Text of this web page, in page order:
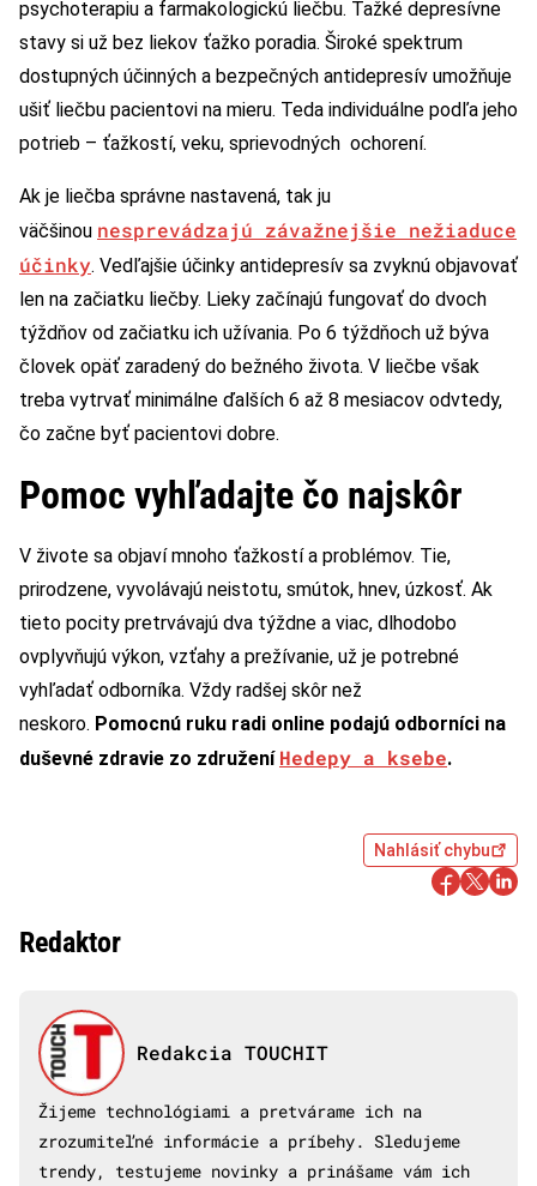
psychoterapiu a farmakologickú liečbu. Ťažké depresívne
stavy si už bez liekov ťažko poradia. Široké spektrum
dostupných účinných a bezpečných antidepresív umožňuje
ušiť liečbu pacientovi na mieru. Teda individuálne podľa jeho
potrieb – ťažkostí, veku, sprievodných ochorení.
Ak je liečba správne nastavená, tak ju
väčšinou nesprevádzajú závažnejšie nežiaduce
účinky. Vedľajšie účinky antidepresív sa zvyknú objavovať
len na začiatku liečby. Lieky začínajú fungovať do dvoch
týždňov od začiatku ich užívania. Po 6 týždňoch už býva
človek opäť zaradený do bežného života. V liečbe však
treba vytrvať minimálne ďalších 6 až 8 mesiacov odvtedy,
čo začne byť pacientovi dobre.
Pomoc vyhľadajte čo najskôr
V živote sa objaví mnoho ťažkostí a problémov. Tie,
prirodzene, vyvolávajú neistotu, smútok, hnev, úzkosť. Ak
tieto pocity pretrvávajú dva týždne a viac, dlhodobo
ovplyvňujú výkon, vzťahy a prežívanie, už je potrebné
vyhľadať odborníka. Vždy radšej skôr než
neskoro. Pomocnú ruku radi online podajú odborníci na
duševné zdravie zo združení Hedepy a ksebe.
Nahlásiť chybu
Redaktor
Redakcia TOUCHIT
Žijeme technológiami a pretvárame ich na
zrozumiteľné informácie a príbehy. Sledujeme
trendy, testujeme novinky a prinášame vám ich